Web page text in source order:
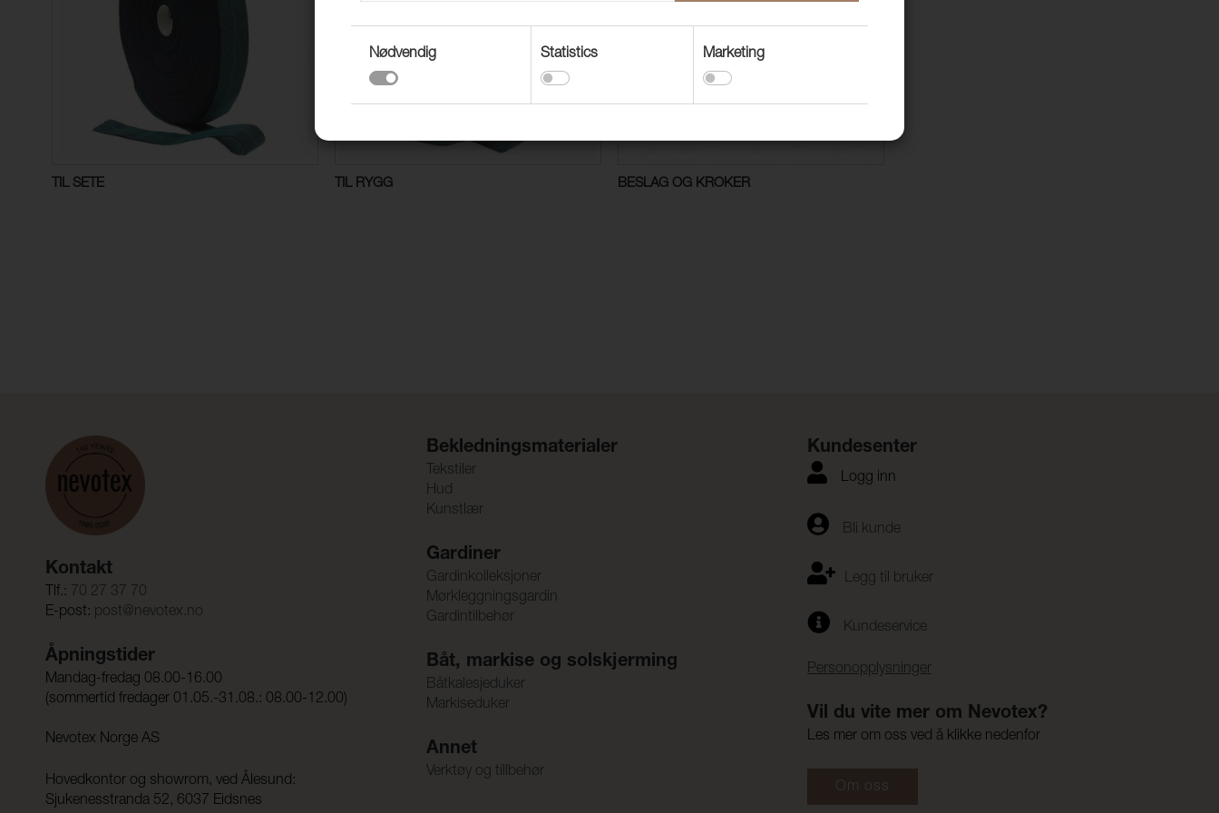
TIL SETE TIL RYGG BESLAG OG KROKER
Kontakt
Tlf.: 70 27 37 70
E-post: post@nevotex.no
Åpningstider
Mandag-fredag 08.00-16.00
(sommertid fredager 01.05.-31.08.: 08.00-12.00)
Nevotex Norge AS
Hovedkontor og showrom, ved Ålesund:
Sjukenesstranda 52, 6037 Eidsnes
Bekledningsmaterialer
Tekstiler
Hud
Kunstlær
Gardiner
Gardinkolleksjoner
Mørkleggningsgardin
Gardintilbehør
Båt, markise og solskjerming
Båtkalesjeduker
Markiseduker
Annet
Verktøy og tillbehør
Kundesenter
Logg inn
Bli kunde
Legg til bruker
Kundeservice
Personopplysninger
Vil du vite mer om Nevotex?
Les mer om oss ved å klikke nedenfor
Om oss
Nødvendig Statistics Marketing